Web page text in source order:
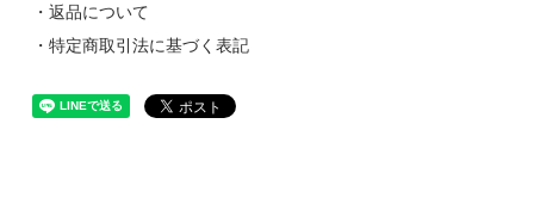
・返品について
・特定商取引法に基づく表記